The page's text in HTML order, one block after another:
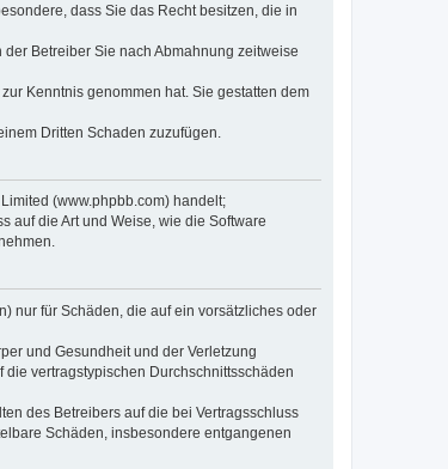
dass Sie das Recht besitzen, die in
Betreiber Sie nach Abmahnung zeitweise
Kenntnis genommen hat. Sie gestatten dem
Dritten Schaden zuzufügen.
(www.phpbb.com) handelt;
auf die Art und Weise, wie die Software
nur für Schäden, die auf ein vorsätzliches oder
und Gesundheit und der Verletzung
vertragstypischen Durchschnittsschäden
des Betreibers auf die bei Vertragsschluss
Schäden, insbesondere entgangenen